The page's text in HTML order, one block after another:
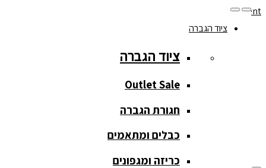
Skip to content
077-208-0290
מעקב הזמנות
ציוד הגברה
ציוד הגברה
Outlet Sale
חגורת הגברה
כבלים ומתאמים
כריזה ומגפונים